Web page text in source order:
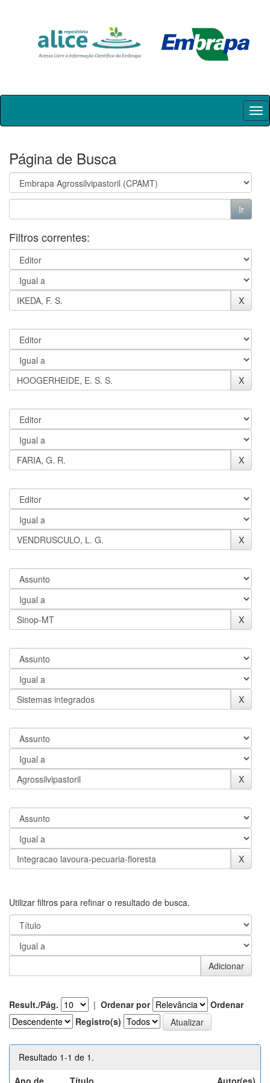
Skip
Página de Busca
Filtros correntes:
Utilizar filtros para refinar o resultado de busca.
Result./Pág. | Ordenar por
Ordenar
Registro(s)
Resultado 1-1 de 1.
Ano de
Título Autor(es)